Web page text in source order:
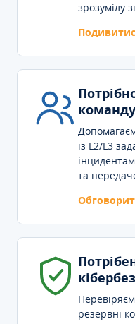
зрозумілу
команду
із L2/L3
та
резервні